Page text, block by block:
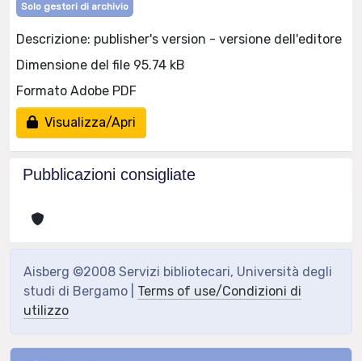
Solo gestori di archivio
Descrizione: publisher's version - versione dell'editore
Dimensione del file 95.74 kB
Formato Adobe PDF
Visualizza/Apri
Pubblicazioni consigliate
Aisberg ©2008 Servizi bibliotecari, Università degli
studi di Bergamo | Terms of use/Condizioni di
utilizzo